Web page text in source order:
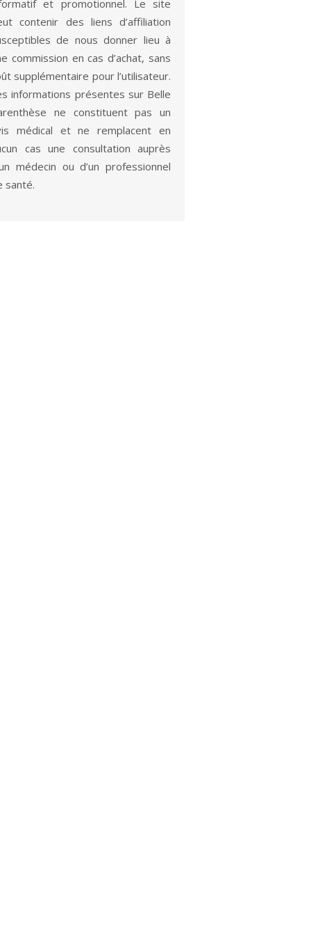
et promotionnel. Le site
contenir des liens d’affiliation
de nous donner lieu à
commission en cas d’achat, sans
supplémentaire pour l’utilisateur.
informations présentes sur Belle
ne constituent pas un
médical et ne remplacent en
cas une consultation auprès
médecin ou d’un professionnel
santé.